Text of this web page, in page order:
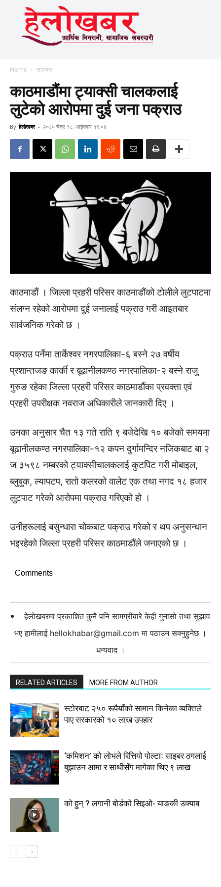
Home समाचार
काठमाडाैंमा ट्याक्सी चालकलाई
लुटेकाे आराेपमा दुई जना पक्राउ
By हेलाेखबर - २०८० चैत्र १८, आईतवार १९:०४
काठमाडाैं । जिल्ला प्रहरी परिसर काठमाडौंको टोलीले लुटपाटमा
संलग्न रहेको आरोपमा दुई जनालाई पक्राउ गरी आइतबार
सार्वजनिक गरेको छ ।
पक्राउ पर्नेमा तार्केश्वर नगरपालिका-६ बस्ने २७ वर्षीय
प्रशान्तजङ कार्की र बूढानीलकण्ठ नगरपालिका-२ बस्ने राजु
गुरुङ रहेका जिल्ला प्रहरी परिसर काठमाडौंका प्रवक्ता एवं
प्रहरी उपरीक्षक नवराज अधिकारीले जानकारी दिए ।
उनका अनुसार चैत १३ गते राति ९ बजेदेखि १० बजेको समयमा
बूढानीलकण्ठ नगरपालिका-१२ कपन दुर्गामन्दिर नजिकबाट बा २
ज ३५९८ नम्बरको ट्याक्सीचालकलाई कुटपिट गरी मोबाइल,
ब्लुबुक, ल्यापटप, रातो कलरको वालेट एक तथा नगद १८ हजार
लुटपाट गरेको आरोपमा पक्राउ गरिएको हो ।
उनीहरूलाई बसुन्धारा चोकबाट पक्राउ गरेको र थप अनुसन्धान
भइरहेको जिल्ला प्रहरी परिसर काठमाडौंले जनाएको छ ।
Comments
हेलोखबरमा प्रकाशित कुनै पनि सामग्रीबारे केही गुनासो तथा सुझाव
भए हामीलाई hellokhabar@gmail.com मा पठाउन सक्नुहुनेछ ।
धन्यवाद ।
RELATED ARTICLES MORE FROM AUTHOR
स्टाेरबाट २५० रूपैयाँको सामान किनेका व्यक्तिले
पाए सरकारको १० लाख उपहार
‘कमिशन’ को लोभले रित्तियो पोल्टाः साइबर ठगलाई
बुझाउन आमा र साथीसँग मागेका थिए ९ लाख
को हुन् ? लगानी बोर्डको सिइओ- याङकी उक्याब